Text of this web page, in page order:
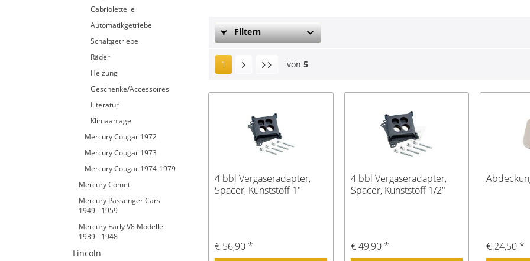
Cabrioletteile
Automatikgetriebe
Schaltgetriebe
Räder
Heizung
Geschenke/Accessoires
Literatur
Klimaanlage
Mercury Cougar 1972
Mercury Cougar 1973
Mercury Cougar 1974-1979
Mercury Comet
Mercury Passenger Cars
1949 - 1959
Mercury Early V8 Modelle
1939 - 1948
Lincoln
Filtern
1 von 5
4 bbl Vergaseradapter,
Spacer, Kunststoff 1"
€ 56,90 *
4 bbl Vergaseradapter,
Spacer, Kunststoff 1/2"
€ 49,90 * € 24,50 *